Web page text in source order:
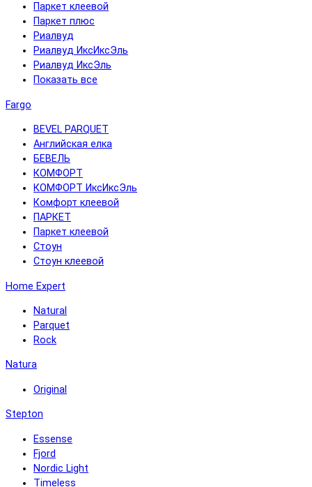
Паркет клеевой
Паркет плюс
Риалвуд
Риалвуд ИксИксЭль
Риалвуд ИксЭль
Показать все
Fargo
BEVEL PARQUET
Английская елка
БЕВЕЛЬ
КОМФОРТ
КОМФОРТ ИксИксЭль
Комфорт клеевой
ПАРКЕТ
Паркет клеевой
Стоун
Стоун клеевой
Home Expert
Natural
Parquet
Rock
Natura
Original
Stepton
Essense
Fjord
Nordic Light
Timeless